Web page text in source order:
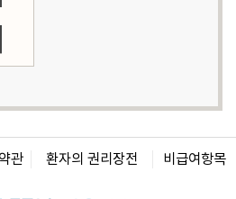
관 환자의 권리장전 비급여항목